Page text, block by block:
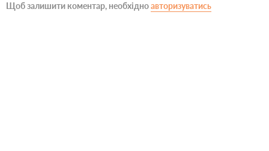
Щоб залишити коментар, необхідноавторизуватись